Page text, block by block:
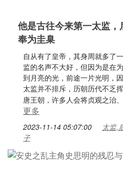
他是古往今来第一太监
奉为圭臬
自从有了皇帝，其身周就多
监的名声不大好，但因为是在
到月亮的光，前途一片光明，
太监并不排斥，历朝历代不乏
唐王朝，许多人会将贞观之治
更多
2023-11-14 05:07:00
太监,
子